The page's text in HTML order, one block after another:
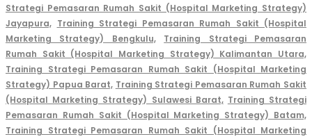
Strategi Pemasaran Rumah Sakit (Hospital Marketing Strategy)
Jayapura, Training Strategi Pemasaran Rumah Sakit (Hospital
Marketing Strategy) Bengkulu,
Training Strategi Pemasaran
Rumah Sakit (Hospital Marketing Strategy) Kalimantan Utara,
Training Strategi Pemasaran Rumah Sakit (Hospital Marketing
Strategy) Papua Barat, Training Strategi Pemasaran Rumah Sakit
(Hospital Marketing Strategy) Sulawesi Barat, Training Strategi
Pemasaran Rumah Sakit (Hospital Marketing Strategy) Batam,
Training Strategi Pemasaran Rumah Sakit (Hospital Marketing